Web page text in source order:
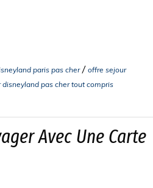
paris pas cher/ offre sejour
disneyland pas cher tout compris
Avec Une Carte